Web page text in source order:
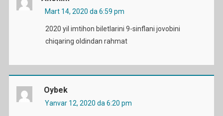
Mart 14, 2020 da 6:59 pm
2020 yil imtihon biletlarini 9-sinflani jovobini
chiqaring oldindan rahmat
Oybek
Yanvar 12, 2020 da 6:20 pm